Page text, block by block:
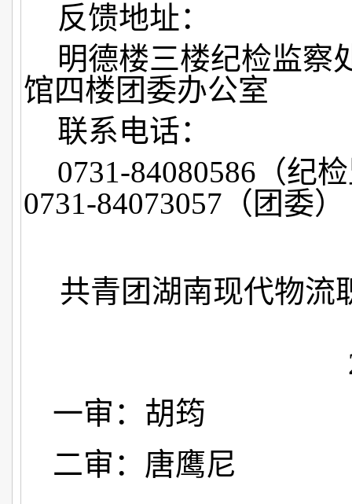
反馈地址：
明德楼三楼纪检监察
馆四楼团委办公室
联系电话：
0731-84080586（纪
0731-84073057（团委）
共青团湖南现代物流
一审：胡筠
二审：唐鹰尼